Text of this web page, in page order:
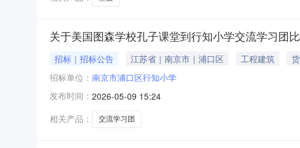
关于美国图森学校孔子课堂到行知小学交流学习团
招标｜招标公告 江苏省｜南京市｜浦口区 工程建筑
招标单位： 南京市浦口区行知小学
发布时间： 2026-05-09 15:24
相关产品：
交流学习团